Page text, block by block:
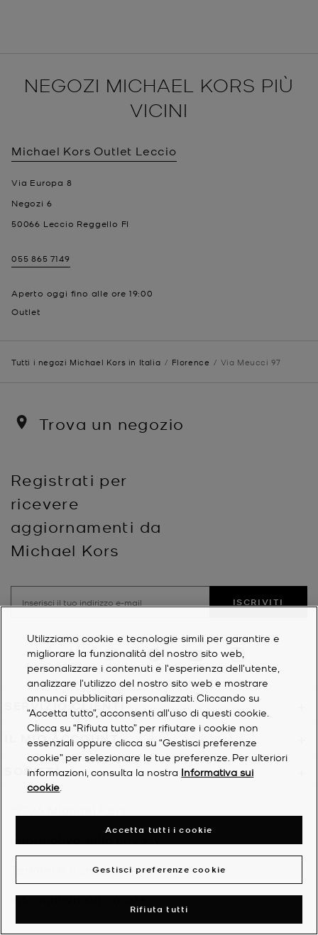
NEGOZI MICHAEL KORS PIÙ
VICINI
Michael Kors Outlet Leccio
Via Europa 8
Negozi 6
50066 Leccio Reggello FI
055 865 7149
Aperto oggi fino alle ore 19:00
Outlet
Tutti i negozi Michael Kors in Italia Florence Via Meucci 97
Trova un negozio
Registrati per
ricevere
aggiornamenti da
Michael Kors
ISCRIVITI
Visit us on TwitterVisit us on Pinterest
Visit us on YouTube
Visit us on
SERVIZIO CLIENTI
IL MIO ACCOUNT
SOCIETÀ
Termini e condizioni
Informativa sui cookie
Utilizziamo cookie e tecnologie simili per garantire e
migliorare la funzionalità del nostro sito web,
personalizzare i contenuti e l'esperienza dell'utente,
analizzare l'utilizzo del nostro sito web e mostrare
annunci pubblicitari personalizzati. Cliccando su
“Accetta tutto”, acconsenti all'uso di questi cookie.
Clicca su “Rifiuta tutto” per rifiutare i cookie non
essenziali oppure clicca su “Gestisci preferenze
cookie” per selezionare le tue preferenze. Per ulteriori
informazioni, consulta la nostra Informativa sui
cookie
Gestisci preferenze cookie
Rifiuta tutti
Accetta tutti i cookie